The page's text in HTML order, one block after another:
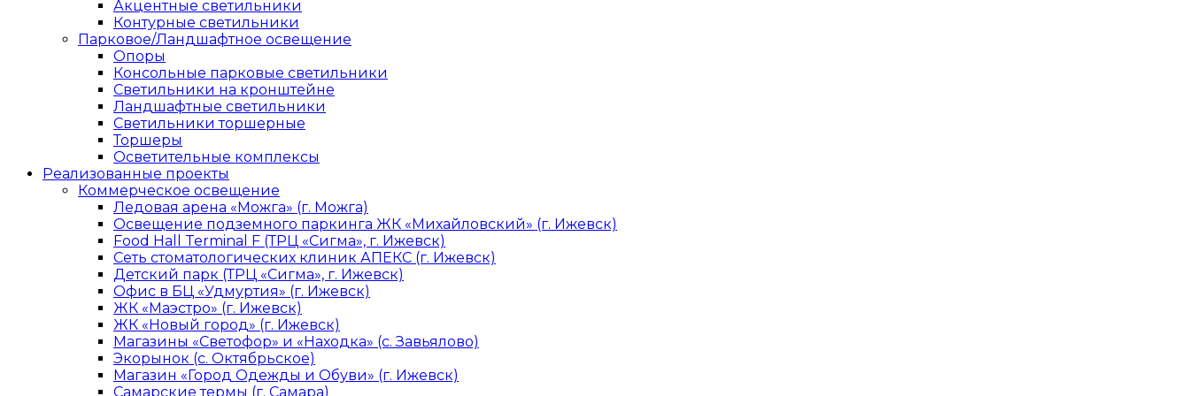
Акцентные светильники
Контурные светильники
Парковое/Ландшафтное освещение
Опоры
Консольные парковые светильники
Светильники на кронштейне
Ландшафтные светильники
Светильники торшерные
Торшеры
Осветительные комплексы
Реализованные проекты
Коммерческое освещение
Ледовая арена «Можга» (г. Можга)
Освещение подземного паркинга ЖК «Михайловский» (г. Ижевск)
Food Hall Terminal F (ТРЦ «Сигма», г. Ижевск)
Сеть стоматологических клиник АПЕКС (г. Ижевск)
Детский парк (ТРЦ «Сигма», г. Ижевск)
Офис в БЦ «Удмуртия» (г. Ижевск)
ЖК «Маэстро» (г. Ижевск)
ЖК «Новый город» (г. Ижевск)
Магазины «Светофор» и «Находка» (с. Завьялово)
Экорынок (с. Октябрьское)
Магазин «Город Одежды и Обуви» (г. Ижевск)
Самарские термы (г. Самара)